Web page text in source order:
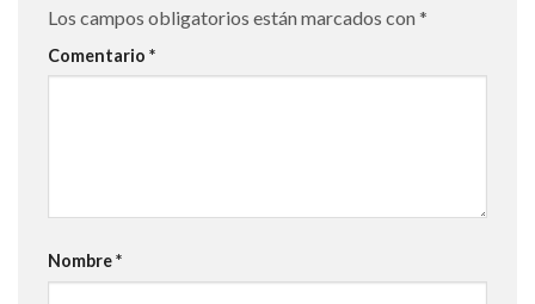
Los campos obligatorios están marcados con *
Comentario *
Nombre*